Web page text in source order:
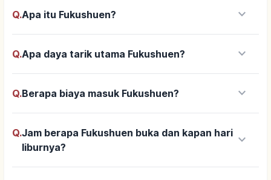
Q.Apa itu Fukushuen? keyboard_arrow_down
Q.Apa daya tarik utama Fukushuen? keyboard_arrow_down
Q.Berapa biaya masuk Fukushuen? keyboard_arrow_down
Q.Jam berapa Fukushuen buka dan kapan hari
liburnya?
keyboard_arrow_down